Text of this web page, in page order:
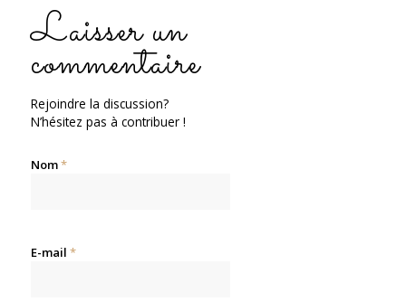
Laisser un
commentaire
Rejoindre la discussion?
N’hésitez pas à contribuer !
Nom*
E-mail *